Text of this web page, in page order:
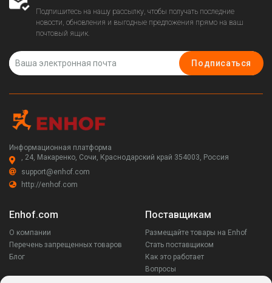
Подпишитесь на нашу рассылку, чтобы получать последние
новости, обновления и выгодные предложения прямо на ваш
почтовый ящик.
Подписаться
Информационная платформа
, 24, Макаренко, Сочи, Краснодарский край 354003, Россия
support@enhof.com
http://enhof.com
Enhof.com
О компании
Перечень запрещенных товаров
Блог
Поставщикам
Размещайте товары на Enhof
Стать поставщиком
Как это работает
Вопросы